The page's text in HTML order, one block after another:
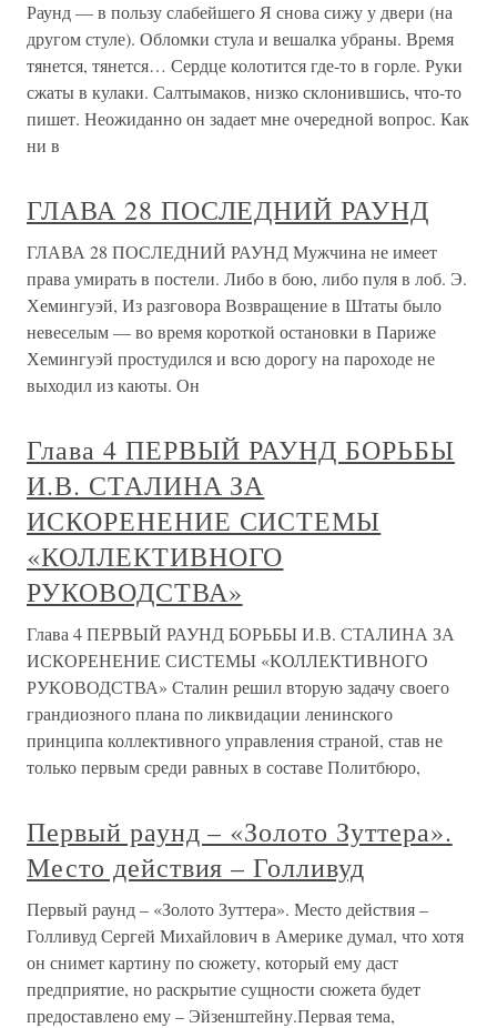
Раунд — в пользу слабейшего Я снова сижу у двери (на
другом стуле). Обломки стула и вешалка убраны. Время
тянется, тянется… Сердце колотится где-то в горле. Руки
сжаты в кулаки. Салтымаков, низко склонившись, что-то
пишет. Неожиданно он задает мне очередной вопрос. Как
ни в
ГЛАВА 28 ПОСЛЕДНИЙ РАУНД
ГЛАВА 28 ПОСЛЕДНИЙ РАУНД Мужчина не имеет
права умирать в постели. Либо в бою, либо пуля в лоб. Э.
Хемингуэй, Из разговора Возвращение в Штаты было
невеселым — во время короткой остановки в Париже
Хемингуэй простудился и всю дорогу на пароходе не
выходил из каюты. Он
Глава 4 ПЕРВЫЙ РАУНД БОРЬБЫ
И.В. СТАЛИНА ЗА
ИСКОРЕНЕНИЕ СИСТЕМЫ
«КОЛЛЕКТИВНОГО
РУКОВОДСТВА»
Глава 4 ПЕРВЫЙ РАУНД БОРЬБЫ И.В. СТАЛИНА ЗА
ИСКОРЕНЕНИЕ СИСТЕМЫ «КОЛЛЕКТИВНОГО
РУКОВОДСТВА» Сталин решил вторую задачу своего
грандиозного плана по ликвидации ленинского
принципа коллективного управления страной, став не
только первым среди равных в составе Политбюро,
Первый раунд – «Золото Зуттера».
Место действия – Голливуд
Первый раунд – «Золото Зуттера». Место действия –
Голливуд Сергей Михайлович в Америке думал, что хотя
он снимет картину по сюжету, который ему даст
предприятие, но раскрытие сущности сюжета будет
предоставлено ему – Эйзенштейну.Первая тема,